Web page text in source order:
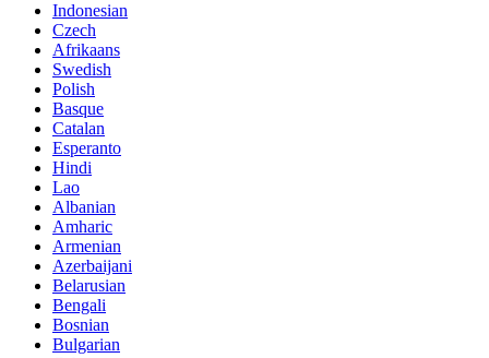
Indonesian
Czech
Afrikaans
Swedish
Polish
Basque
Catalan
Esperanto
Hindi
Lao
Albanian
Amharic
Armenian
Azerbaijani
Belarusian
Bengali
Bosnian
Bulgarian